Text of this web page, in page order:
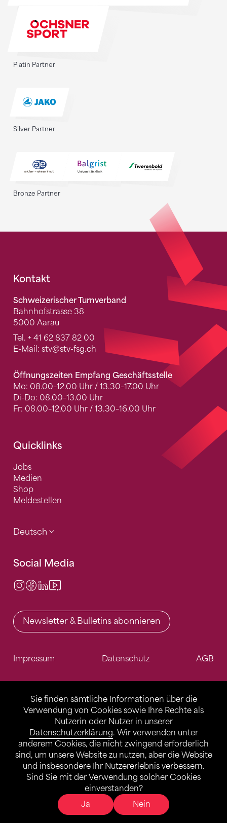
Sie finden sämtliche Informationen über die
Verwendung von Cookies sowie Ihre Rechte als
Nutzerin oder Nutzer in unserer
Datenschutzerklärung. Wir verwenden unter
anderem Cookies, die nicht zwingend erforderlich
sind, um unsere Website zu nutzen, aber die Website
und insbesondere Ihr Nutzererlebnis verbessern.
Sind Sie mit der Verwendung solcher Cookies
einverstanden?
Ja
Nein
Platin Partner
Silver Partner
Bronze Partner
Fusszeile
Kontakt
Schweizerischer Turnverband
Bahnhofstrasse 38
5000 Aarau
Tel. + 41 62 837 82 00
E-Mail: stv@stv-fsg.ch
Öffnungszeiten Empfang Geschäftsstelle
Mo: 08.00–12.00 Uhr / 13.30–17.00 Uhr
Di-Do: 08.00–13.00 Uhr
Fr: 08.00–12.00 Uhr / 13.30–16.00 Uhr
Quicklinks
Jobs
Medien
Shop
Meldestellen
Deutsch
Social Media
Instagram
Facebook
LinkedIn
Newsletter & Bulletins abonnieren
Impressum Datenschutz AGB